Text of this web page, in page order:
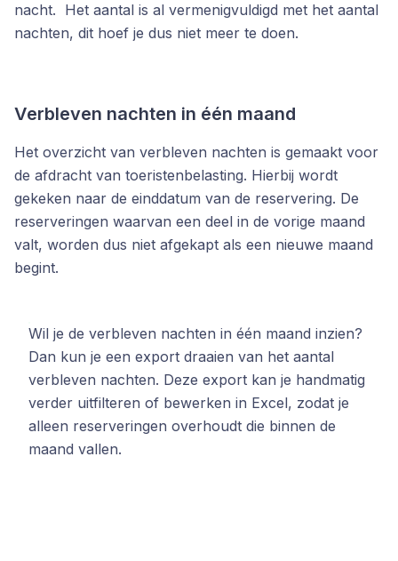
nacht. Het aantal is al vermenigvuldigd met het aantal
nachten, dit hoef je dus niet meer te doen.
Verbleven nachten in één maand
Het overzicht van verbleven nachten is gemaakt voor
de afdracht van toeristenbelasting. Hierbij wordt
gekeken naar de einddatum van de reservering. De
reserveringen waarvan een deel in de vorige maand
valt, worden dus niet afgekapt als een nieuwe maand
begint.
Wil je de verbleven nachten in één maand inzien?
Dan kun je een export draaien van het aantal
verbleven nachten. Deze export kan je handmatig
verder uitfilteren of bewerken in Excel, zodat je
alleen reserveringen overhoudt die binnen de
maand vallen.